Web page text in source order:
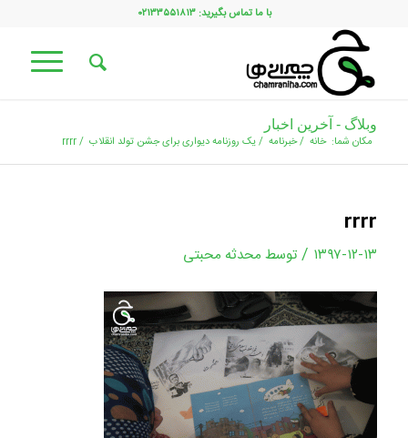
با ما تماس بگیرید: ۰۲۱۳۳۵۵۱۸۱۳
وبلاگ - آخرین اخبار
مکان شما: خانه /خبرنامه /یک روزنامه دیواری برای جشن تولد انقلاب /
rrrr
rrrr
۱۳۹۷-۱۲-۱۳ / توسط محدثه محبتی